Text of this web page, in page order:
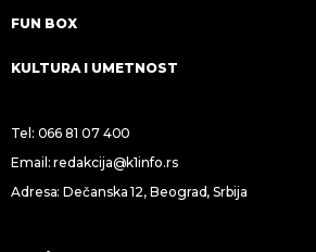
FUN BOX
KULTURA I UMETNOST
Tel: 066 81 07 400
Email:redakcija@k1info.rs
Adresa: Dečanska 12, Beograd, Srbija